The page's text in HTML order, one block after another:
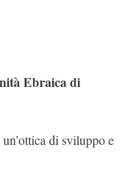
Ebraica di
di sviluppo e